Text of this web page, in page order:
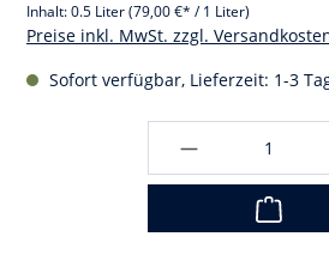
Inhalt:0.5 Liter(79,00 €* / 1 Liter)
Preise inkl. MwSt. zzgl.
Sofort verfügbar, Lieferzeit: 1-3